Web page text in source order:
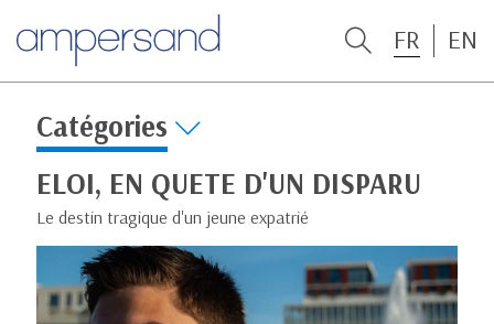
FR EN
Catégories
ELOI, EN QUETE D'UN DISPARU
Le destin tragique d'un jeune expatrié